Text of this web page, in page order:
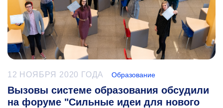
12 НОЯБРЯ 2020 ГОДА Образование
Вызовы системе образования обсудили
на форуме "Сильные идеи для нового